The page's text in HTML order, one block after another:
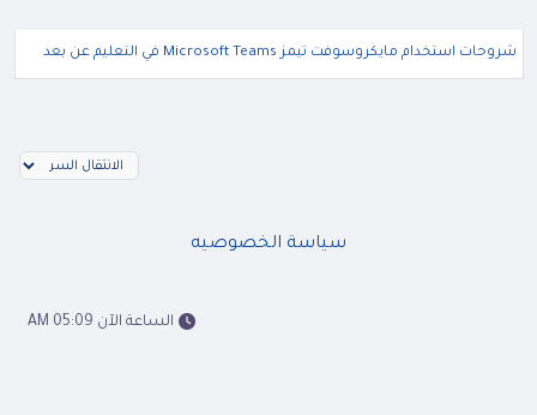
شروحات استخدام مايكروسوفت تيمز Microsoft Teams في التعليم عن بعد
سياسة الخصوصيه
الساعة الآن 05:09 AM